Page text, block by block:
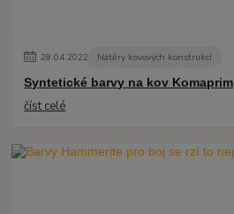
28.04.2022 Nátěry kovových konstrukcí
Syntetické barvy na kov Komaprim
číst celé